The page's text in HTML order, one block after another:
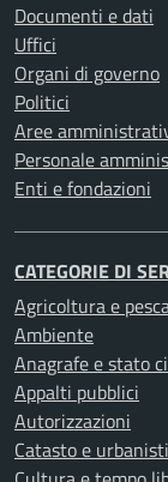
Documenti e dati
Uffici
Organi di governo
Politici
Aree
Personale
Enti e fondazioni
CATEGORIE DI
Agricoltura e
Ambiente
Anagrafe e stato
Appalti pubblici
Autorizzazioni
Catasto e